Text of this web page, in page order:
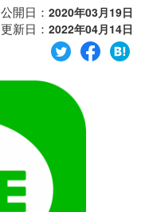
公開日： 2020年03月19日
更新日： 2022年04月14日